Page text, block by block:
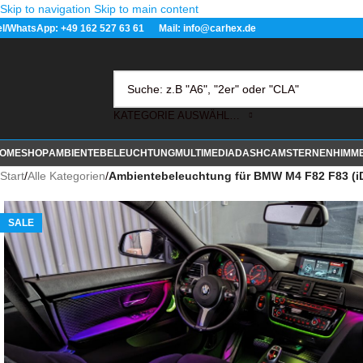
Skip to navigation Skip to main content
WhatsApp: +49 162 527 63 61 Mail: info@carhex.de
SHOPAMBIENTEBELEUCHTUNGMULTIMEDIADASHCAM
Start/Alle Kategorien/Ambientebeleuchtung für BMW M4 F82 F83
SALE